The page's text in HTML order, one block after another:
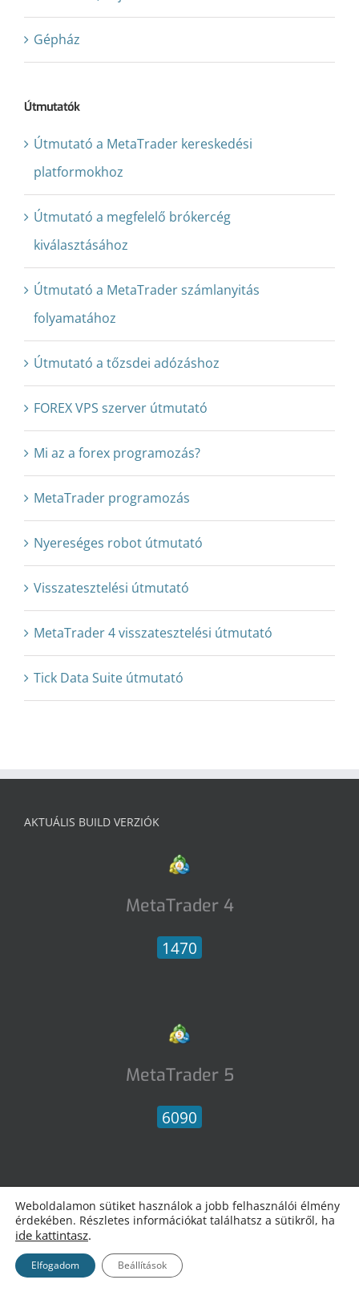
Gépház
Útmutatók
Útmutató a MetaTrader kereskedési
platformokhoz
Útmutató a megfelelő brókercég
kiválasztásához
Útmutató a MetaTrader számlanyitás
folyamatához
Útmutató a tőzsdei adózáshoz
FOREX VPS szerver útmutató
Mi az a forex programozás?
MetaTrader programozás
Nyereséges robot útmutató
Visszatesztelési útmutató
MetaTrader 4 visszatesztelési útmutató
Tick Data Suite útmutató
AKTUÁLIS BUILD VERZIÓK
MetaTrader 4
1470
MetaTrader 5
6090
Itt olvashatsz bővebbena
jelentéséről.
Weboldalamon sütiket használok a jobb felhasználói élmény
érdekében. Részletes információkat találhatsz a sütikről, ha
ide kattintasz.
Elfogadom Beállítások